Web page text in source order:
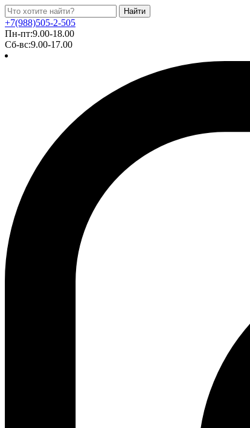
Найти
+7(988)505-2-505
Пн-пт:9.00-18.00
Сб-вс:9.00-17.00